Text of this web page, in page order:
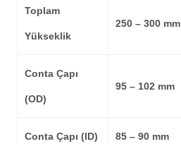
Toplam
Yükseklik
250 – 300 mm
Conta Çapı
(OD)
95 – 102 mm
Conta Çapı (ID) 85 – 90 mm